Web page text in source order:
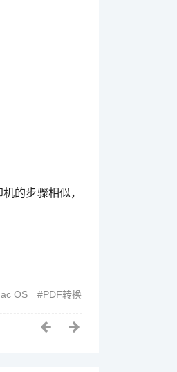
的步骤相似，
OS PDF转换